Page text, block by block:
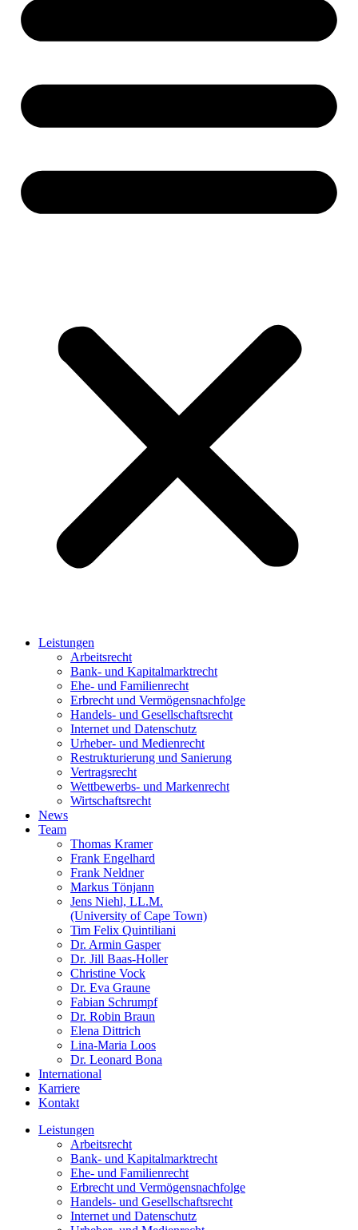
Leistungen
Arbeitsrecht
Bank- und Kapitalmarktrecht
Ehe- und Familienrecht
Erbrecht und Vermögensnachfolge
Handels- und Gesellschaftsrecht
Internet und Datenschutz
Urheber- und Medienrecht
Restrukturierung und Sanierung
Vertragsrecht
Wettbewerbs- und Markenrecht
Wirtschaftsrecht
News
Team
Thomas Kramer
Frank Engelhard
Frank Neldner
Markus Tönjann
Jens Niehl, LL.M.
(University of Cape Town)
Tim Felix Quintiliani
Dr. Armin Gasper
Dr. Jill Baas-Holler
Christine Vock
Dr. Eva Graune
Fabian Schrumpf
Dr. Robin Braun
Elena Dittrich
Lina-Maria Loos
Dr. Leonard Bona
International
Karriere
Kontakt
Leistungen
Arbeitsrecht
Bank- und Kapitalmarktrecht
Ehe- und Familienrecht
Erbrecht und Vermögensnachfolge
Handels- und Gesellschaftsrecht
Internet und Datenschutz